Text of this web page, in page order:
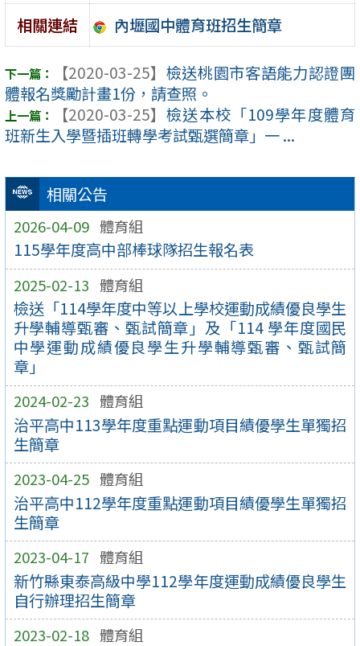
相關公告
2026-04-09 體育組
115學年度高中部棒球隊招生報名表
2025-02-13 體育組
檢送「114學年度中等以上學校運動成績優良學生
升學輔導甄審、甄試簡章」及「114 學年度國民
中學運動成績優良學生升學輔導甄審、甄試簡
章」
2024-02-23 體育組
治平高中113學年度重點運動項目績優學生單獨招
生簡章
2023-04-25 體育組
治平高中112學年度重點運動項目績優學生單獨招
生簡章
2023-04-17 體育組
新竹縣東泰高級中學112學年度運動成績優良學生
自行辦理招生簡章
2023-02-18 體育組
相關連結
內壢國中體育班招生簡章
【2020-03-25】 檢送桃園市客語能力認證團
體報名獎勵計畫1份，請查照。
【2020-03-25】 檢送本校「109學年度體育
班新生入學暨插班轉學考試甄選簡章」一 ...